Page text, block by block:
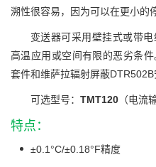
溯性很容易，因为可以在更小的
变送器可采用壁挂式或带
高温应用或空间有限的恶劣条
套件和维萨拉辐射屏蔽DTR502B
可选型号： TMT120 （电流
特点：
±0.1°C/±0.18°F精度